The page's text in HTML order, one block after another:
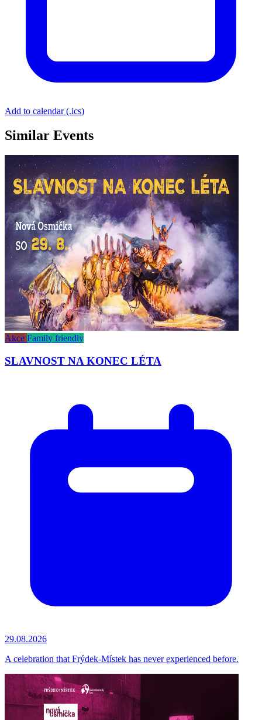
Add to calendar (.ics)
Similar Events
Akce Family friendly
SLAVNOST NA KONEC LÉTA
29.08.2026
A celebration that Frýdek-Místek has never experienced before.